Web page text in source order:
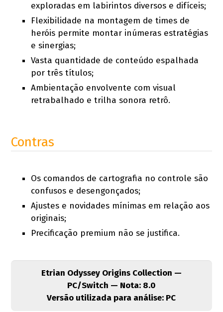
exploradas em labirintos diversos e difíceis;
Flexibilidade na montagem de times de
heróis permite montar inúmeras estratégias
e sinergias;
Vasta quantidade de conteúdo espalhada
por três títulos;
Ambientação envolvente com visual
retrabalhado e trilha sonora retrô.
Contras
Os comandos de cartografia no controle são
confusos e desengonçados;
Ajustes e novidades mínimas em relação aos
originais;
Precificação premium não se justifica.
Etrian Odyssey Origins Collection —
PC/Switch — Nota: 8.0
Versão utilizada para análise: PC